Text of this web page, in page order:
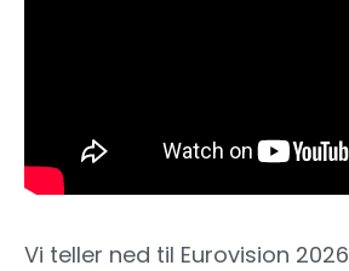
Vi teller ned til Eurovision 2026